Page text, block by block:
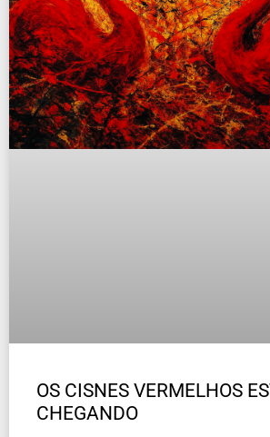
OS CISNES VERMELHOS
CHEGANDO